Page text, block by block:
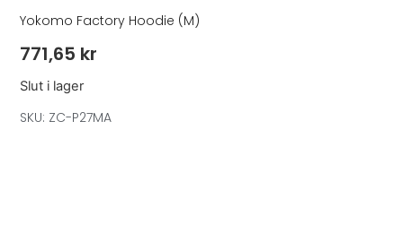
Yokomo Factory Hoodie (M)
771,65 kr
Slut i lager
SKU: ZC-P27MA